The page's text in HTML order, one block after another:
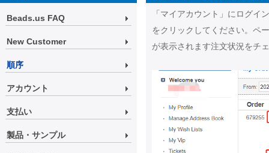
Beads.us FAQ
New Customer
順序
アカウント
支払い
製品・サンプル
「マイアカウント」にログイ
をクリックしてください。ペ
が表示されます注文状況をチ